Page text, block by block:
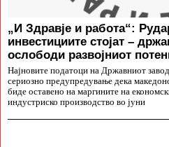
„И Здравје и работа“:
инвестициите стојат –
ослободи развојниот
Најновите податоци на Државниот
сериозно предупредување дека
биде оставено на маргините на
индустриско производство во јуни